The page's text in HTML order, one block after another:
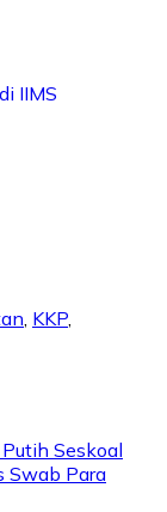
IIMS
, KKP,
Seskoal
Swab Para